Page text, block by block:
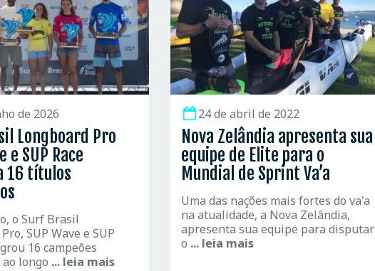
de 2026
Longboard Pro
e SUP Race
16 títulos
o Surf Brasil
SUP Wave e SUP
16 campeões
longo ... leia mais
24 de abril de 2022
Nova Zelândia apresenta sua
equipe de Elite para o
Mundial de Sprint Va’a
Uma das nações mais fortes do va'a
na atualidade, a Nova Zelândia,
apresenta sua equipe para disputar
o ... leia mais